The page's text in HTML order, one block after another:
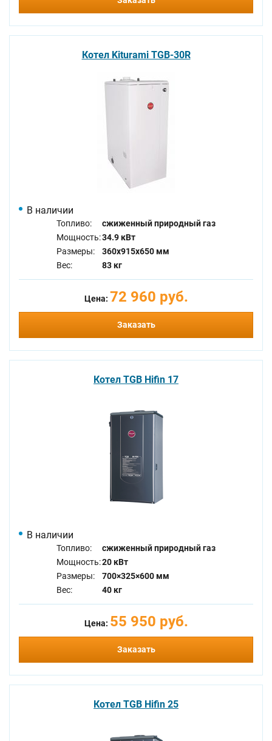
Котел Kiturami TGB-30R
В наличии
Топливо:
сжиженный природный газ
Мощность:34.9 кВт
Размеры:
360x915x650 мм
Вес:
83 кг
Цена: 72 960 руб.
Заказать
Котел TGB Hifin 17
В наличии
Топливо:
сжиженный природный газ
Мощность:20 кВт
Размеры:
700×325×600 мм
Вес:
40 кг
Цена: 55 950 руб.
Заказать
Котел TGB Hifin 25